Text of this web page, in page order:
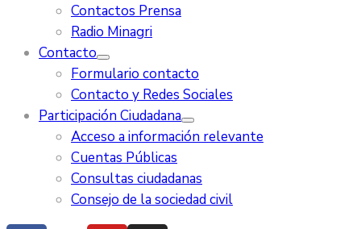
Contactos Prensa
Radio Minagri
Contacto
Formulario contacto
Contacto y Redes Sociales
Participación Ciudadana
Acceso a información relevante
Cuentas Públicas
Consultas ciudadanas
Consejo de la sociedad civil